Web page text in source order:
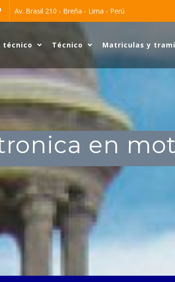
Av. Brasil 210 - Breña - Lima - Perú
técnico Técnico Matriculas y
en